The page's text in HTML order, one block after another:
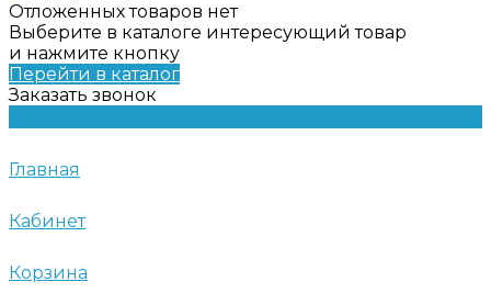
Отложенных товаров нет
Выберите в каталоге интересующий товар
и нажмите кнопку
Перейти в каталог
Заказать звонок
Главная
Кабинет
Корзина